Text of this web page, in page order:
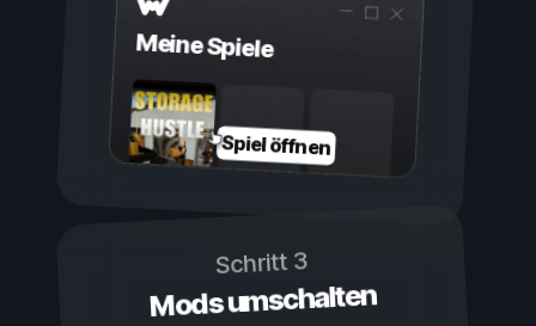
Meine Spiele
Spiel öffnen
Schritt 3
Mods umschalten